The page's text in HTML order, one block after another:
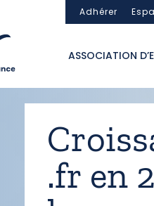
Adhérer
ASSOCIATION
.fr en